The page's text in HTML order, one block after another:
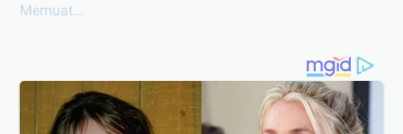
Memuat...